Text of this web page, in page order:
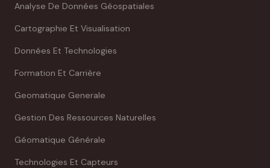
Analyse De Données Géospatiales
Cartographie Et Visualisation
Données Et Technologies
Formation Et Carrière
Geomatique Generale
Gestion Des Ressources Naturelles
Géomatique Générale
Technologies Et Capteurs